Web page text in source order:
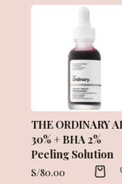
THE ORDINARY AHA
30% + BHA 2%
Peeling Solution
80.00